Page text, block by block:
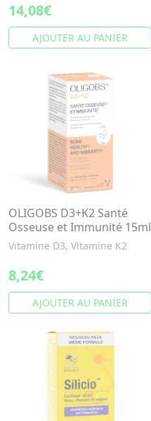
14,08€
AJOUTER AU PANIER
OLIGOBS D3+K2 Santé
Osseuse et Immunité 15ml
Vitamine D3, Vitamine K2
8,24€
AJOUTER AU PANIER